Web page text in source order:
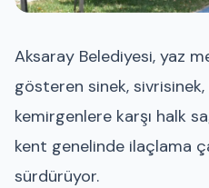
Aksaray Belediyesi, yaz
gösteren sinek,
kemirgenlere karşı halk
kent genelinde ilaçlama
sürdürüyor.